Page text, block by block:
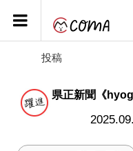
投稿
県正新聞《